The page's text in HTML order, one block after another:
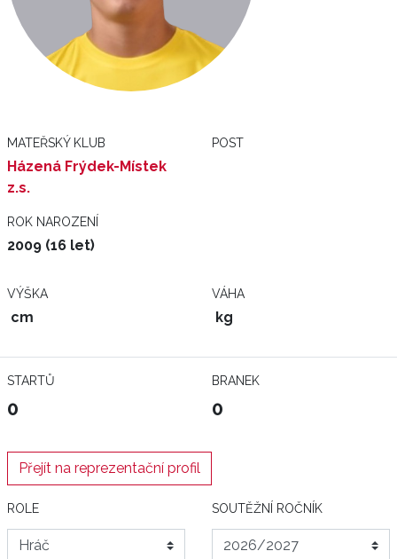
MATEŘSKÝ KLUB
Házená Frýdek-Místek
z.s.
POST
ROK NAROZENÍ
2009 (16 let)
VÝŠKA
cm
VÁHA
kg
STARTŮ
0
BRANEK
0
Přejít na reprezentační profil
ROLE SOUTĚŽNÍ ROČNÍK